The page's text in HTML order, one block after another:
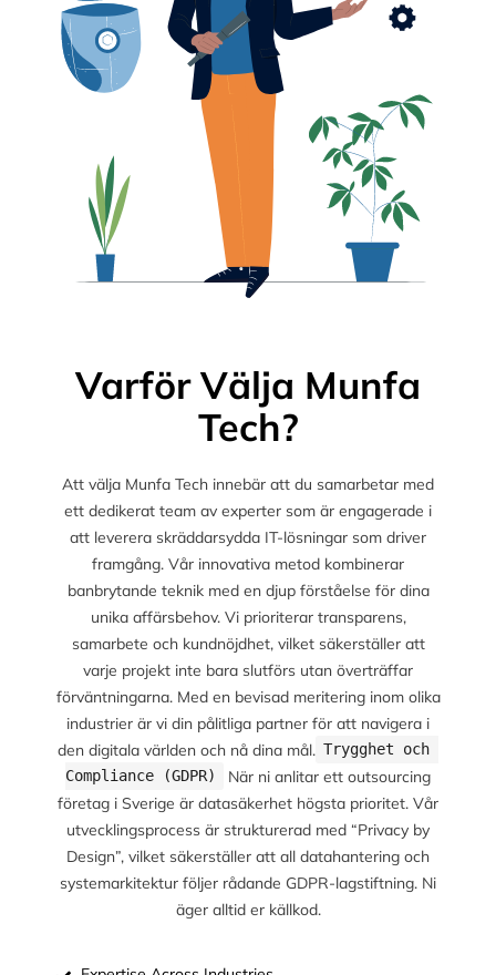
Varför Välja Munfa
Tech?
Att välja Munfa Tech innebär att du samarbetar med
ett dedikerat team av experter som är engagerade i
att leverera skräddarsydda IT-lösningar som driver
framgång. Vår innovativa metod kombinerar
banbrytande teknik med en djup förståelse för dina
unika affärsbehov. Vi prioriterar transparens,
samarbete och kundnöjdhet, vilket säkerställer att
varje projekt inte bara slutförs utan överträffar
förväntningarna. Med en bevisad meritering inom olika
industrier är vi din pålitliga partner för att navigera i
den digitala världen och nå dina mål. Trygghet och
Compliance (GDPR)
När ni anlitar ett outsourcing
företag i Sverige är datasäkerhet högsta prioritet. Vår
utvecklingsprocess är strukturerad med “Privacy by
Design”, vilket säkerställer att all datahantering och
systemarkitektur följer rådande GDPR-lagstiftning. Ni
äger alltid er källkod.